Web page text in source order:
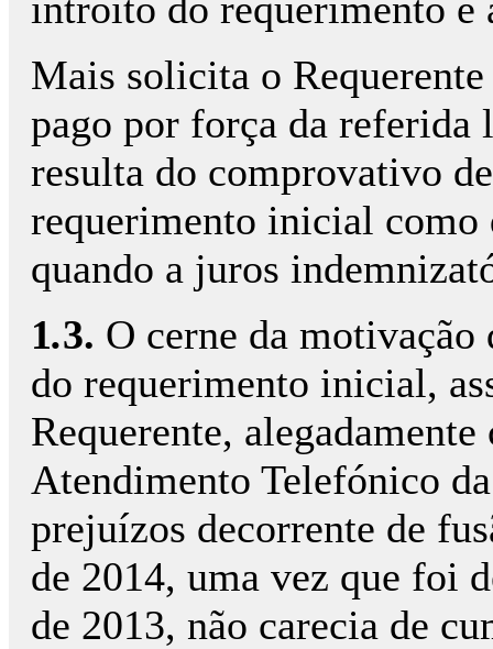
Mais solicita o
pago por força da referida
resulta do comprovativo
requerimento inicial como
quando a juros
1.3. O cerne da
do requerimento inicial,
Requerente,
Atendimento Telefónico
prejuízos decorrente de
de 2014, uma vez que foi
de 2013, não carecia de